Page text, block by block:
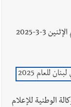
3-3-2025
للعام 2025
الوطنية للإعلام